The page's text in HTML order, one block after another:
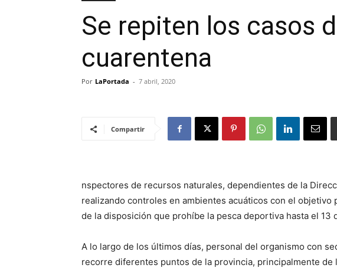
Se repiten los casos
cuarentena
Por LaPortada - 7 abril, 2020
Compartir
nspectores de recursos naturales, dependientes de la
realizando controles en ambientes acuáticos con el
de la disposición que prohíbe la pesca deportiva hasta el 13
A lo largo de los últimos días, personal del organismo con
recorre diferentes puntos de la provincia, principalmente de